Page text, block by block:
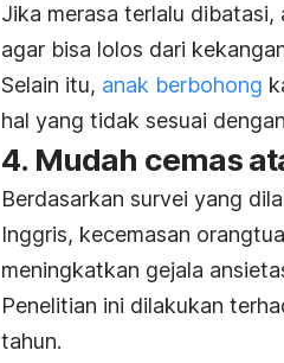
Jika merasa terlalu
agar bisa lolos dari
Selain itu, anak berbohong
hal yang tidak sesuai
4. Mudah cemas
Berdasarkan survei yang
Inggris, kecemasan
meningkatkan gejala
Penelitian ini dilakukan
tahun.